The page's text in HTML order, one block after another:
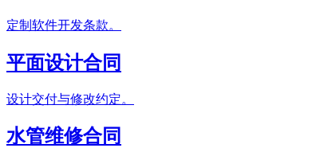
定制软件开发条款。
平面设计合同
设计交付与修改约定。
水管维修合同